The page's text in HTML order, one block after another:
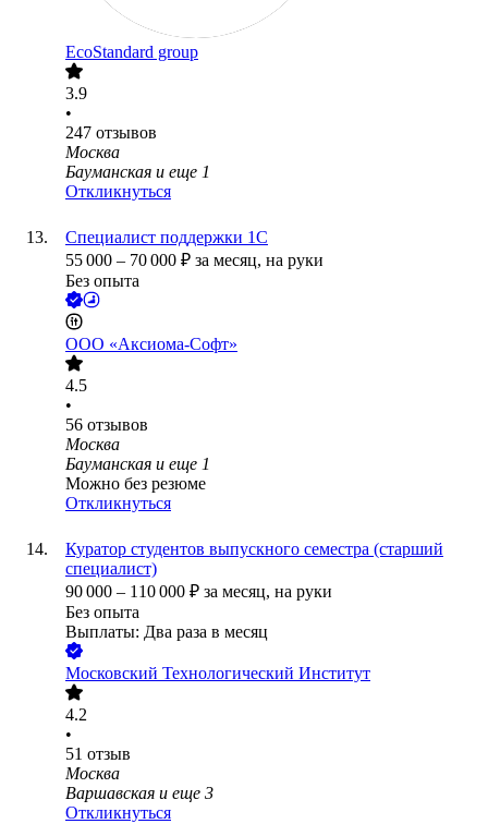
EcoStandard group
3.9
•
247 отзывов
Москва
Бауманская и еще 1
Откликнуться
Специалист поддержки 1С
55 000 – 70 000 ₽ за месяц, на руки
Без опыта
ООО «Аксиома-Софт»
4.5
•
56 отзывов
Москва
Бауманская и еще 1
Можно без резюме
Откликнуться
Куратор студентов выпускного семестра (старший
специалист)
90 000 – 110 000 ₽ за месяц, на руки
Без опыта
Выплаты: Два раза в месяц
Московский Технологический Институт
4.2
•
51 отзыв
Москва
Варшавская и еще 3
Откликнуться